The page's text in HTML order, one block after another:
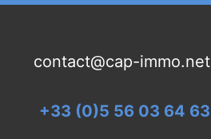
contact@cap-immo.net
+33 (0)5 56 03 64 63